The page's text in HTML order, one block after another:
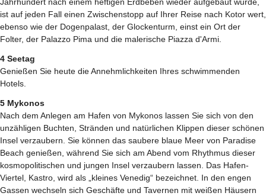
ist auf jeden Fall einen Zwischenstopp auf Ihrer Reise nach Kotor wert,
ebenso wie der Dogenpalast, der Glockenturm, einst ein Ort der
Folter, der Palazzo Pima und die malerische Piazza d'Armi.
4 Seetag
Genießen Sie heute die Annehmlichkeiten Ihres schwimmenden
Hotels.
5 Mykonos
Nach dem Anlegen am Hafen von Mykonos lassen Sie sich von den
unzähligen Buchten, Stränden und natürlichen Klippen dieser schönen
Insel verzaubern. Sie können das saubere blaue Meer von Paradise
Beach genießen, während Sie sich am Abend vom Rhythmus dieser
kosmopolitischen und jungen Insel verzaubern lassen. Das Hafen-
Viertel, Kastro, wird als „kleines Venedig“ bezeichnet. In den engen
Gassen wechseln sich Geschäfte und Tavernen mit weißen Häusern